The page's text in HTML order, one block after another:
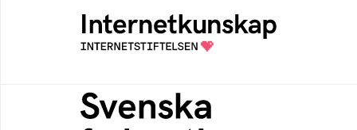
Samlad kunskap som hjälper dig att bli en
säker och medveten internetanvändare
Svenska federationer